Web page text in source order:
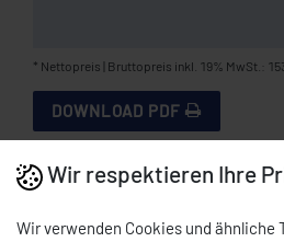
* Nettopreis | Bruttopreis inkl. 19% MwSt.:
DOWNLOAD PDF
BESCHREIBUNG
Wir respektieren Ihre
Wir verwenden Cookies und ähnliche